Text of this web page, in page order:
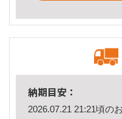
納期目安：
2026.07.21 21:21頃の